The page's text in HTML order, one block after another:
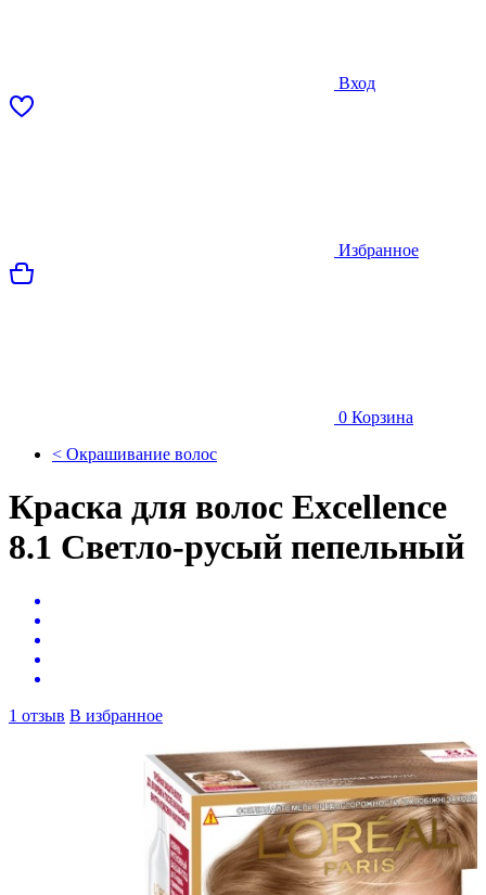
Вход
Избранное
0 Корзина
< Окрашивание волос
Краска для волос Excellence
8.1 Светло-русый пепельный
1 отзыв В избранное